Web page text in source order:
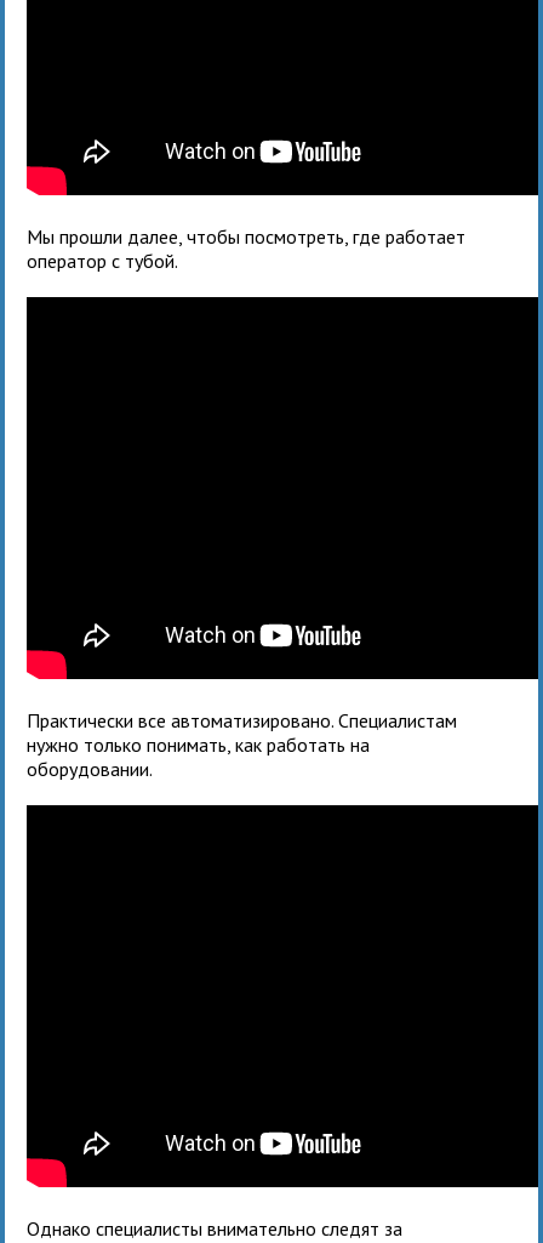
Мы прошли далее, чтобы посмотреть, где работает
оператор с тубой.
Практически все автоматизировано. Специалистам
нужно только понимать, как работать на
оборудовании.
Однако специалисты внимательно следят за